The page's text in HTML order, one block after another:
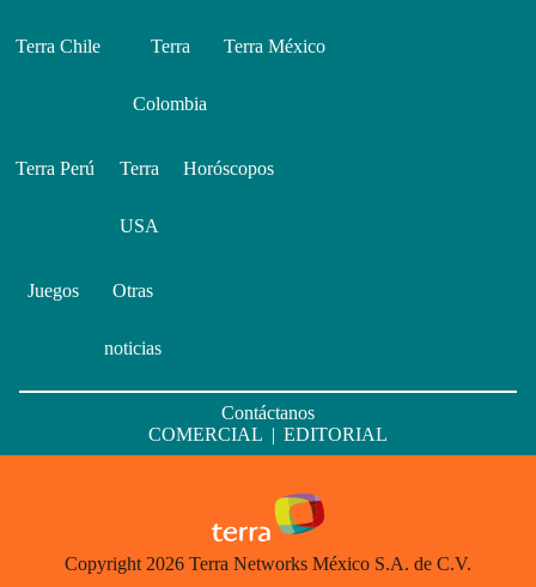
Terra Chile Terra
Colombia
Terra México
Terra Perú Terra
USA
Horóscopos
Juegos Otras
noticias
Contáctanos
COMERCIAL | EDITORIAL
Copyright 2026 Terra Networks México S.A. de C.V.